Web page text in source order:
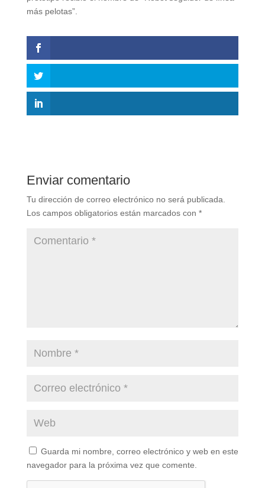
más pelotas”.
Enviar comentario
Tu dirección de correo electrónico no será publicada.
Los campos obligatorios están marcados con *
Guarda mi nombre, correo electrónico y web en este
navegador para la próxima vez que comente.